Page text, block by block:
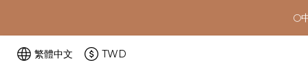
🌕
🌕
繁體中文 TWD